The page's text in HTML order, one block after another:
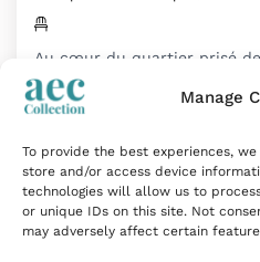
Manage
To provide the best experiences,
store and/or access device
technologies will allow us to
or unique IDs on this site. Not
may adversely affect certain
Au cœur du quartier prisé
À
Coup de cœur